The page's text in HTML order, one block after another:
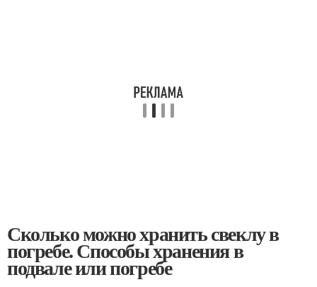
Сколько можно хранить свеклу в
погребе. Способы хранения в
подвале или погребе